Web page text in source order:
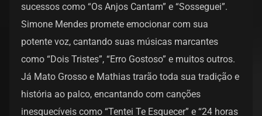
sucessos como “Os Anjos Cantam” e “Sosseguei”.
Simone Mendes promete emocionar com sua
potente voz, cantando suas músicas marcantes
como “Dois Tristes”, “Erro Gostoso” e muitos outros.
Já Mato Grosso e Mathias trarão toda sua tradição e
história ao palco, encantando com canções
inesquecíveis como “Tentei Te Esquecer” e “24 horas